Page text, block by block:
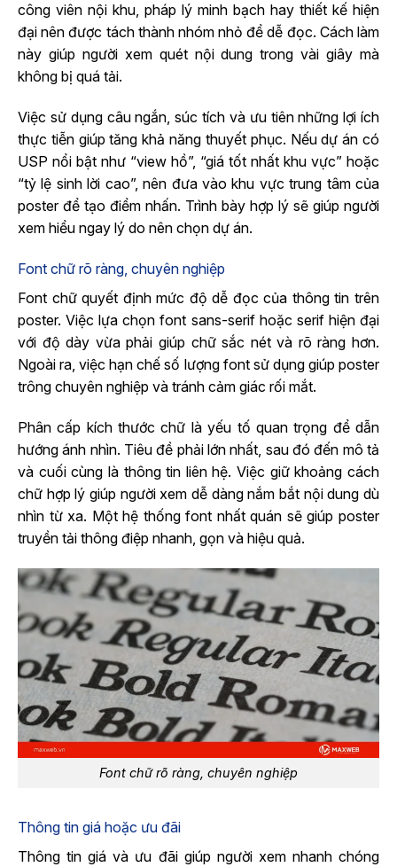
công viên nội khu, pháp lý minh bạch hay thiết kế hiện
đại nên được tách thành nhóm nhỏ để dễ đọc. Cách làm
này giúp người xem quét nội dung trong vài giây mà
không bị quá tải.
Việc sử dụng câu ngắn, súc tích và ưu tiên những lợi ích
thực tiễn giúp tăng khả năng thuyết phục. Nếu dự án có
USP nổi bật như “view hồ”, “giá tốt nhất khu vực” hoặc
“tỷ lệ sinh lời cao”, nên đưa vào khu vực trung tâm của
poster để tạo điểm nhấn. Trình bày hợp lý sẽ giúp người
xem hiểu ngay lý do nên chọn dự án.
Font chữ rõ ràng, chuyên nghiệp
Font chữ quyết định mức độ dễ đọc của thông tin trên
poster. Việc lựa chọn font sans-serif hoặc serif hiện đại
với độ dày vừa phải giúp chữ sắc nét và rõ ràng hơn.
Ngoài ra, việc hạn chế số lượng font sử dụng giúp poster
trông chuyên nghiệp và tránh cảm giác rối mắt.
Phân cấp kích thước chữ là yếu tố quan trọng để dẫn
hướng ánh nhìn. Tiêu đề phải lớn nhất, sau đó đến mô tả
và cuối cùng là thông tin liên hệ. Việc giữ khoảng cách
chữ hợp lý giúp người xem dễ dàng nắm bắt nội dung dù
nhìn từ xa. Một hệ thống font nhất quán sẽ giúp poster
truyền tải thông điệp nhanh, gọn và hiệu quả.
Font chữ rõ ràng, chuyên nghiệp
Thông tin giá hoặc ưu đãi
Thông tin giá và ưu đãi giúp người xem nhanh chóng